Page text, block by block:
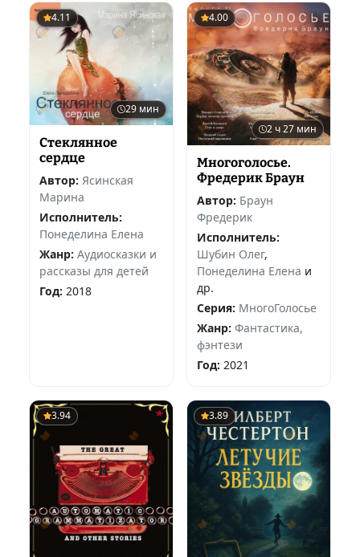
4.11
29 мин
Стеклянное
сердце
Автор: Ясинская
Марина
Исполнитель:
Понеделина Елена
Жанр: Аудиосказки и
рассказы для детей
Год: 2018
4.00
2 ч 27 мин
Многоголосье.
Фредерик Браун
Автор: Браун
Фредерик
Исполнитель:
Шубин Олег,
Понеделина Елена и
др.
Серия: МногоГолосье
Жанр: Фантастика,
фэнтези
Год: 2021
3.94 3.89